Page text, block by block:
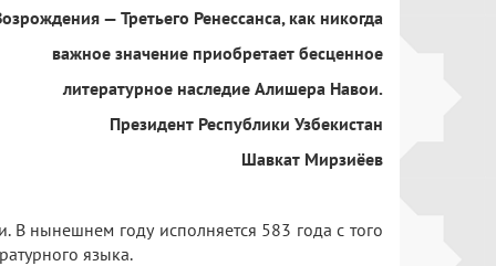
как никогда
бесценное
Алишера Навои.
Узбекистан
Мирзиёев
нынешнем году исполняется 583 года с того
языка.